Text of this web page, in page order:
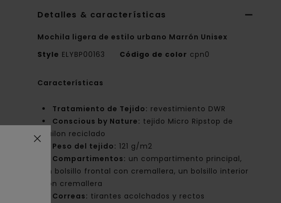
Detalles & características
Mochila ligera de estilo urbano Marrón Unisex
Style ELYBP00163 Código de color cpn0
Características
Tratamiento de Tejido: revestimiento DWR
Conscious by Nature: tejido Micro Ripstop de
nailon reciclado
Peso del tejido: 121 g/m2
Compartimentos: un compartimento principal,
un bolsillo frontal con cremallera, un bolsillo interior
con cremallera
Correas: tirantes acolchados y rectos